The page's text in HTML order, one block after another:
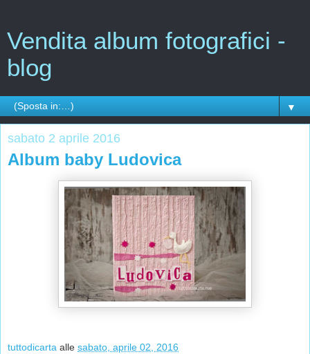
Vendita album fotografici -
blog
▼
sabato 2 aprile 2016
Album baby Ludovica
tuttodicarta alle sabato, aprile 02, 2016